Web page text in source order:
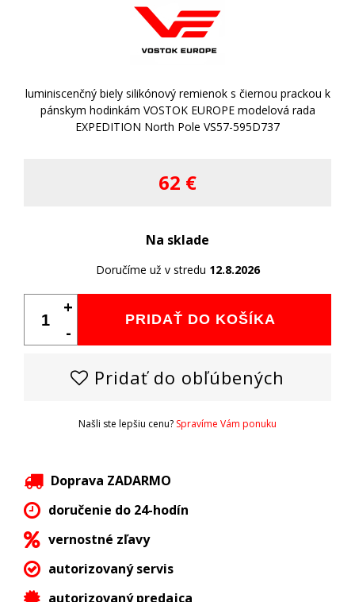
luminiscenčný biely silikónový remienok s čiernou prackou k
pánskym hodinkám VOSTOK EUROPE modelová rada
EXPEDITION North Pole VS57-595D737
62 €
Na sklade
Doručíme už v stredu 12.8.2026
PRIDAŤ DO KOŠÍKA
+
-
Pridať do obľúbených
Našli ste lepšiu cenu? Spravíme Vám ponuku
Doprava ZADARMO
doručenie do 24-hodín
vernostné zľavy
autorizovaný servis
autorizovaný predajca